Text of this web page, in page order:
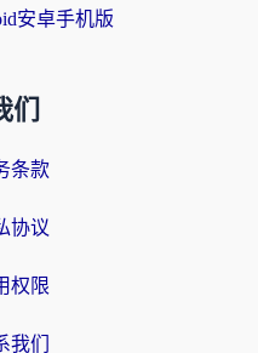
安卓手机版
们
条款
协议
权限
我们